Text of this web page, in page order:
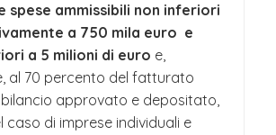
spese ammissibili non inferiori
a 750 mila euro e
a 5 milioni di euro e,
al 70 percento del fatturato
bilancio approvato e depositato,
caso di imprese individuali e